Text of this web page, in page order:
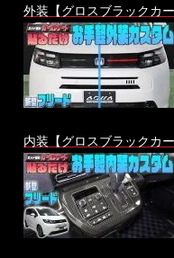
外装【グロスブラックカ
内装【グロスブラックカ